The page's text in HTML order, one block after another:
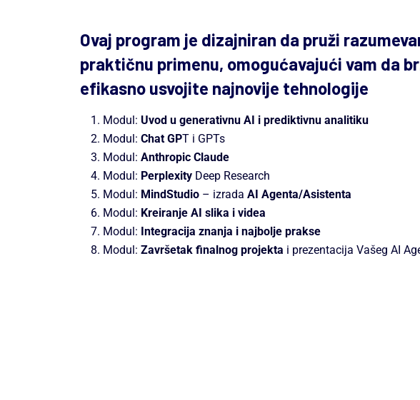
Ovaj program je dizajniran da pruži
praktičnu primenu, omogućavajući vam da
efikasno usvojite najnovije tehnologije
Modul: Uvod u generativnu AI i prediktivnu analitiku
Modul: Chat GPT i GPTs
Modul: Anthropic Claude
Modul: Perplexity Deep Research
Modul: MindStudio – izrada AI Agenta/Asistenta
Modul: Kreiranje AI slika i videa
Modul: Integracija znanja i najbolje prakse
Modul: Završetak finalnog projekta i prezentacija Vašeg AI